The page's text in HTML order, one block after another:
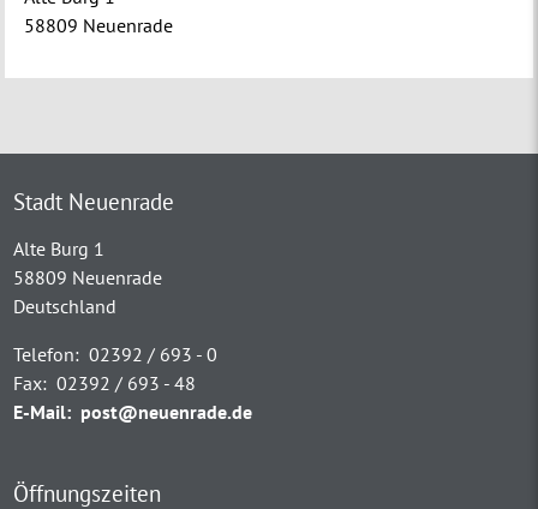
58809 Neuenrade
Stadt Neuenrade
Alte Burg 1
58809 Neuenrade
Deutschland
Telefon: 02392 / 693 - 0
Fax: 02392 / 693 - 48
E-Mail: post@neuenrade.de
Öffnungszeiten